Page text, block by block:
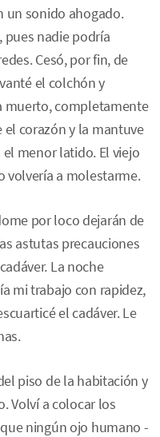
un sonido ahogado.
pues nadie podría
Cesó, por fin, de
el colchón y
muerto, completamente
corazón y la mantuve
menor latido. El viejo
volvería a molestarme.
por loco dejarán de
astutas precauciones
La noche
mi trabajo con rapidez,
el cadáver. Le
piso de la habitación y
Volví a colocar los
ningún ojo humano -